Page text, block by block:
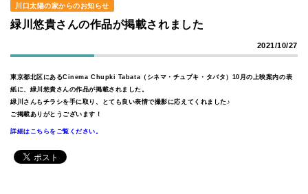
川口太陽の家からのお知らせ
緑川悠貴さんの作品が掲載されました
2021/10/27
東京都北区にあるCinema Chupki Tabata（シネマ・チュプキ・タバタ）10月の上映案内の表
紙に、緑川悠貴さんの作品が掲載されました。
緑川さんもチラシを手に取り、とても良い表情で撮影に応えてくれました♪
ご掲載ありがとうございます！
詳細はこちらをご覧ください。